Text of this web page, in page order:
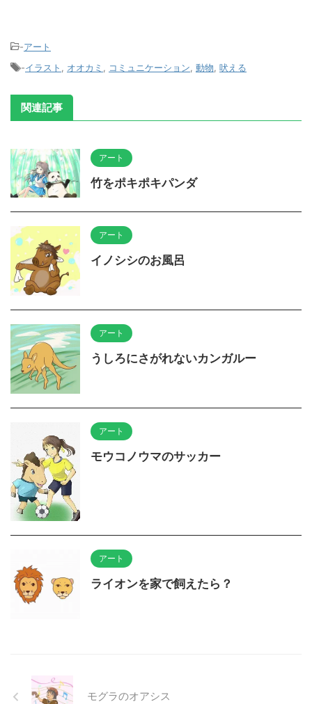
-アート
-イラスト オオカミ コミュニケーション 動物 吠える
関連記事
アート
竹をポキポキパンダ
アート
イノシシのお風呂
アート
うしろにさがれないカンガルー
アート
モウコノウマのサッカー
アート
ライオンを家で飼えたら？
モグラのオアシス